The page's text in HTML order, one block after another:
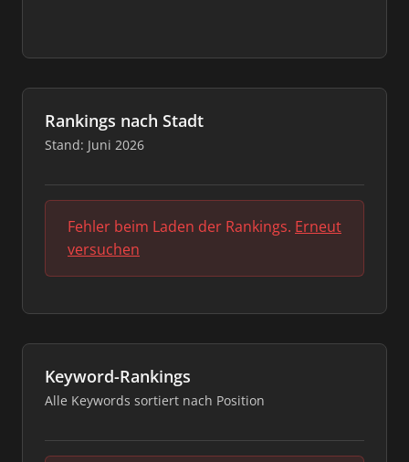
Rankings nach Stadt
Stand: Juni 2026
Fehler beim Laden der Rankings. Erneut
versuchen
Keyword-Rankings
Alle Keywords sortiert nach Position